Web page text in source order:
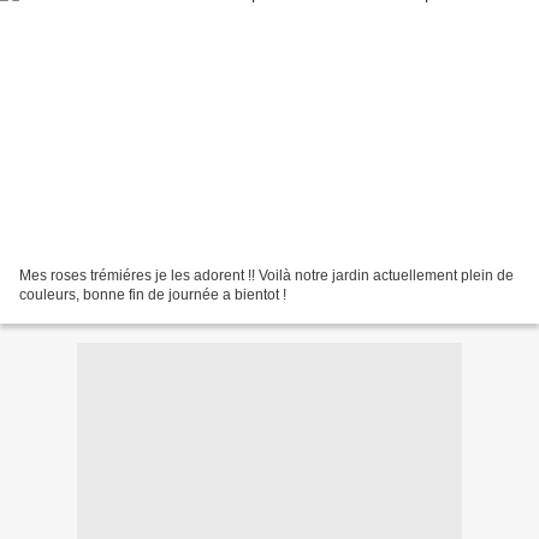
Mes roses trémiéres je les adorent !! Voilà notre jardin actuellement plein de
couleurs, bonne fin de journée a bientot !